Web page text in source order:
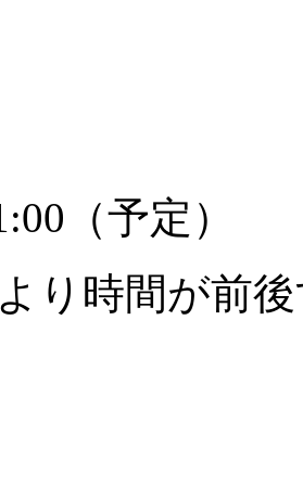
（予定）
り時間が前